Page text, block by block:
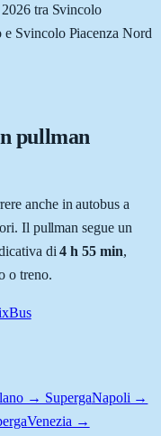
tra Svincolo
e Svincolo Piacenza Nord
pullman
anche in autobus a
Il pullman segue un
di 4 h 55 min,
o treno.
→ SupergaNapoli →
Venezia →